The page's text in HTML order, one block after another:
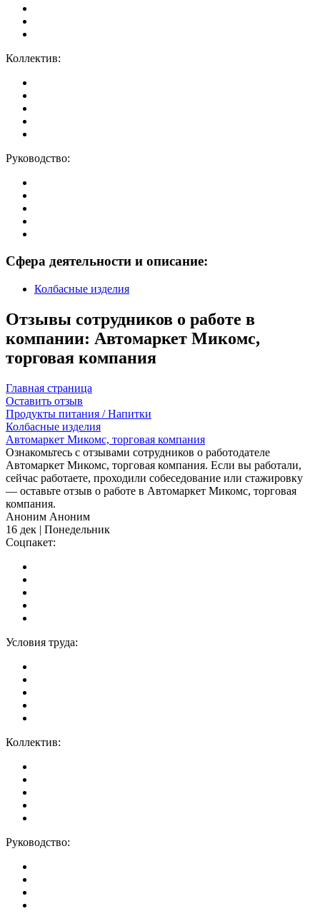
Коллектив:
Руководство:
Сфера деятельности и описание:
Колбасные изделия
Отзывы сотрудников о работе в
компании: Автомаркет Микомс,
торговая компания
Главная страница
Оставить отзыв
Продукты питания / Напитки
Колбасные изделия
Автомаркет Микомс, торговая компания
Ознакомьтесь с отзывами сотрудников о работодателе
Автомаркет Микомс, торговая компания. Если вы работали,
сейчас работаете, проходили собеседование или стажировку
— оставьте отзыв о работе в Автомаркет Микомс, торговая
компания.
Аноним Аноним
16 дек | Понедельник
Соцпакет:
Условия труда:
Коллектив:
Руководство: